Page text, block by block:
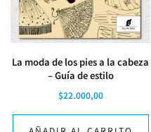
La moda de los pies a la cabeza
– Guía de estilo
$22.000,00